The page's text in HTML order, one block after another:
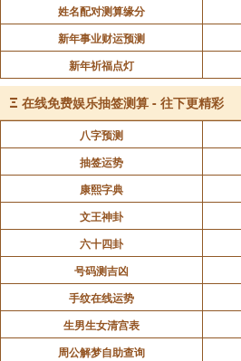
姓名配对测算缘分
新年事业财运预测
新年祈福点灯
Ξ 在线免费娱乐抽签测算 - 往下更精彩
八字预测
抽签运势
康熙字典
文王神卦
六十四卦
号码测吉凶
手纹在线运势
生男生女清宫表
周公解梦自助查询